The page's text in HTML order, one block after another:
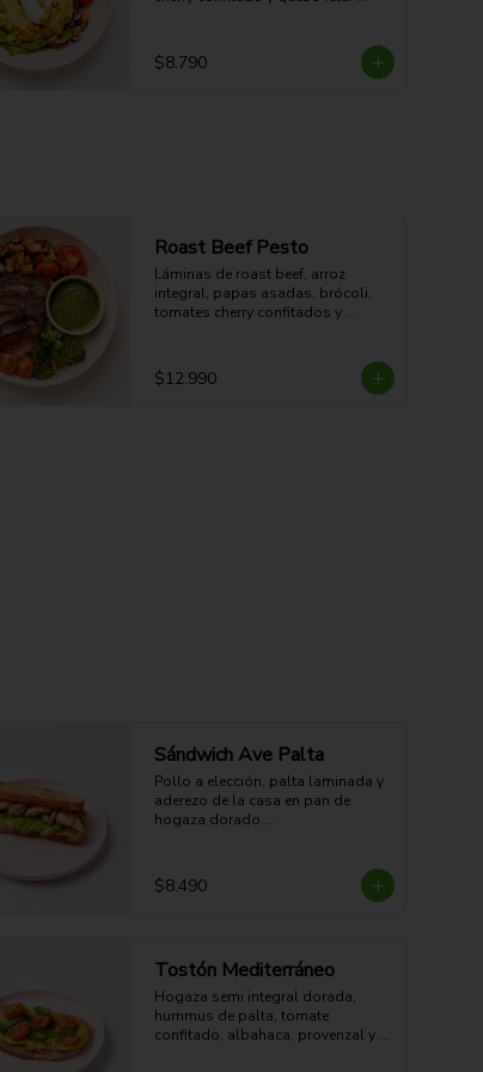
14g Proteina - 31g Carbohidratos -
23g grasa - 10g Fibra - 384 Kcal
$8.790
Roast Beef Pesto
Láminas de roast beef, arroz
integral, papas asadas, brócoli,
tomates cherry confitados y
hierbas.
48g Proteina - 49g Carbohidratos -
$12.990
Sándwich Ave Palta
Pollo a elección, palta laminada y
aderezo de la casa en pan de
hogaza dorado.
$8.490
Tostón Mediterráneo
Hogaza semi integral dorada,
hummus de palta, tomate
confitado, albahaca, provenzal y